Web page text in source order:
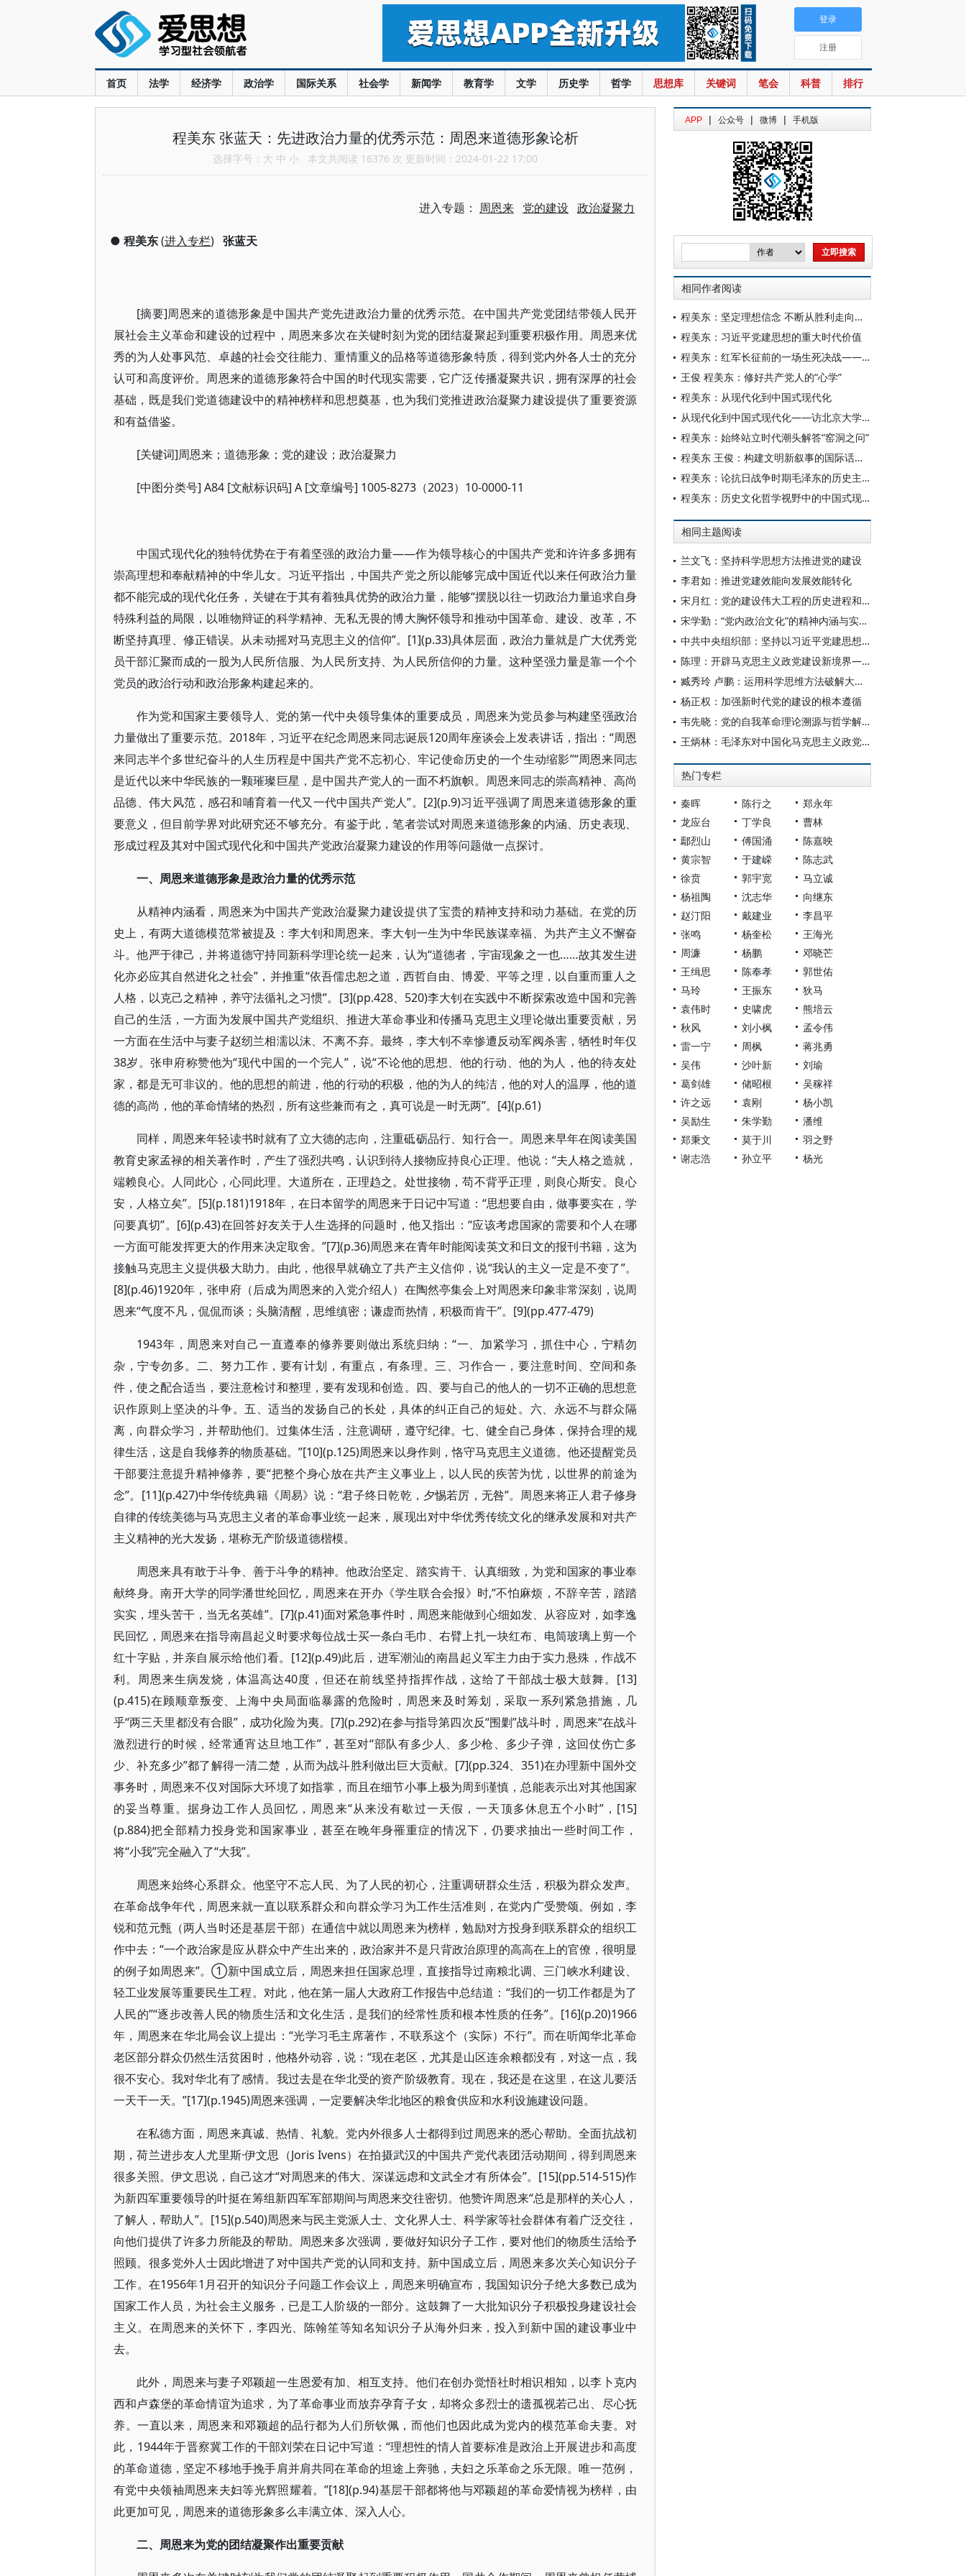
首页 法学 经济学 政治学 国际关系 社会学 新闻学 教育学 文学 历史学 哲学 思想库 关键词 笔会 科普 排行
登录
注册
程美东 张蓝天：先进政治力量的优秀示范：周恩来道德形象论析
选择字号： 大 中 小 本文共阅读 16376 次 更新时间：2024-01-22 17:00
进入专题： 周恩来 党的建设 政治凝聚力
● 程美东(进入专栏) 张蓝天
[摘要]周恩来的道德形象是中国共产党先进政治力量的优秀示范。在中国共产党党团结带领人民开
展社会主义革命和建设的过程中，周恩来多次在关键时刻为党的团结凝聚起到重要积极作用。周恩来优
秀的为人处事风范、卓越的社会交往能力、重情重义的品格等道德形象特质，得到党内外各人士的充分
认可和高度评价。周恩来的道德形象符合中国的时代现实需要，它广泛传播凝聚共识，拥有深厚的社会
基础，既是我们党道德建设中的精神榜样和思想奠基，也为我们党推进政治凝聚力建设提供了重要资源
和有益借鉴。
[关键词]周恩来；道德形象；党的建设；政治凝聚力
[中图分类号] A84 [文献标识码] A [文章编号] 1005-8273（2023）10-0000-11
中国式现代化的独特优势在于有着坚强的政治力量——作为领导核心的中国共产党和许许多多拥有
崇高理想和奉献精神的中华儿女。习近平指出，中国共产党之所以能够完成中国近代以来任何政治力量
都不能完成的现代化任务，关键在于其有着独具优势的政治力量，能够“摆脱以往一切政治力量追求自身
特殊利益的局限，以唯物辩证的科学精神、无私无畏的博大胸怀领导和推动中国革命、建设、改革，不
断坚持真理、修正错误。从未动摇对马克思主义的信仰”。[1](p.33)具体层面，政治力量就是广大优秀党
员干部汇聚而成的一股为人民所信服、为人民所支持、为人民所信仰的力量。这种坚强力量是靠一个个
党员的政治行动和政治形象构建起来的。
作为党和国家主要领导人、党的第一代中央领导集体的重要成员，周恩来为党员参与构建坚强政治
力量做出了重要示范。2018年，习近平在纪念周恩来同志诞辰120周年座谈会上发表讲话，指出：“周恩
来同志半个多世纪奋斗的人生历程是中国共产党不忘初心、牢记使命历史的一个生动缩影”“周恩来同志
是近代以来中华民族的一颗璀璨巨星，是中国共产党人的一面不朽旗帜。周恩来同志的崇高精神、高尚
品德、伟大风范，感召和哺育着一代又一代中国共产党人”。[2](p.9)习近平强调了周恩来道德形象的重
要意义，但目前学界对此研究还不够充分。有鉴于此，笔者尝试对周恩来道德形象的内涵、历史表现、
形成过程及其对中国式现代化和中国共产党政治凝聚力建设的作用等问题做一点探讨。
一、周恩来道德形象是政治力量的优秀示范
从精神内涵看，周恩来为中国共产党政治凝聚力建设提供了宝贵的精神支持和动力基础。在党的历
史上，有两大道德模范常被提及：李大钊和周恩来。李大钊一生为中华民族谋幸福、为共产主义不懈奋
斗。他严于律己，并将道德守持同新科学理论统一起来，认为“道德者，宇宙现象之一也……故其发生进
化亦必应其自然进化之社会”，并推重“依吾儒忠恕之道，西哲自由、博爱、平等之理，以自重而重人之
人格，以克己之精神，养守法循礼之习惯”。[3](pp.428、520)李大钊在实践中不断探索改造中国和完善
自己的生活，一方面为发展中国共产党组织、推进大革命事业和传播马克思主义理论做出重要贡献，另
一方面在生活中与妻子赵纫兰相濡以沫、不离不弃。最终，李大钊不幸惨遭反动军阀杀害，牺牲时年仅
38岁。张申府称赞他为“现代中国的一个完人”，说“不论他的思想、他的行动、他的为人，他的待友处
家，都是无可非议的。他的思想的前进，他的行动的积极，他的为人的纯洁，他的对人的温厚，他的道
德的高尚，他的革命情绪的热烈，所有这些兼而有之，真可说是一时无两”。[4](p.61)
同样，周恩来年轻读书时就有了立大德的志向，注重砥砺品行、知行合一。周恩来早年在阅读美国
教育史家孟禄的相关著作时，产生了强烈共鸣，认识到待人接物应持良心正理。他说：“夫人格之造就，
端赖良心。人同此心，心同此理。大道所在，正理趋之。处世接物，苟不背乎正理，则良心斯安。良心
安，人格立矣”。[5](p.181)1918年，在日本留学的周恩来于日记中写道：“思想要自由，做事要实在，学
问要真切”。[6](p.43)在回答好友关于人生选择的问题时，他又指出：“应该考虑国家的需要和个人在哪
一方面可能发挥更大的作用来决定取舍。”[7](p.36)周恩来在青年时能阅读英文和日文的报刊书籍，这为
接触马克思主义提供极大助力。由此，他很早就确立了共产主义信仰，说“我认的主义一定是不变了”。
[8](p.46)1920年，张申府（后成为周恩来的入党介绍人）在陶然亭集会上对周恩来印象非常深刻，说周
恩来“气度不凡，侃侃而谈；头脑清醒，思维缜密；谦虚而热情，积极而肯干”。[9](pp.477-479)
1943年，周恩来对自己一直遵奉的修养要则做出系统归纳：“一、加紧学习，抓住中心，宁精勿
杂，宁专勿多。二、努力工作，要有计划，有重点，有条理。三、习作合一，要注意时间、空间和条
件，使之配合适当，要注意检讨和整理，要有发现和创造。四、要与自己的他人的一切不正确的思想意
识作原则上坚决的斗争。五、适当的发扬自己的长处，具体的纠正自己的短处。六、永远不与群众隔
离，向群众学习，并帮助他们。过集体生活，注意调研，遵守纪律。七、健全自己身体，保持合理的规
律生活，这是自我修养的物质基础。”[10](p.125)周恩来以身作则，恪守马克思主义道德。他还提醒党员
干部要注意提升精神修养，要“把整个身心放在共产主义事业上，以人民的疾苦为忧，以世界的前途为
念”。[11](p.427)中华传统典籍《周易》说：“君子终日乾乾，夕惕若厉，无咎”。周恩来将正人君子修身
自律的传统美德与马克思主义者的革命事业统一起来，展现出对中华优秀传统文化的继承发展和对共产
主义精神的光大发扬，堪称无产阶级道德楷模。
周恩来具有敢于斗争、善于斗争的精神。他政治坚定、踏实肯干、认真细致，为党和国家的事业奉
献终身。南开大学的同学潘世纶回忆，周恩来在开办《学生联合会报》时,“不怕麻烦，不辞辛苦，踏踏
实实，埋头苦干，当无名英雄”。[7](p.41)面对紧急事件时，周恩来能做到心细如发、从容应对，如李逸
民回忆，周恩来在指导南昌起义时要求每位战士买一条白毛巾、右臂上扎一块红布、电筒玻璃上剪一个
红十字贴，并亲自展示给他们看。[12](p.49)此后，进军潮汕的南昌起义军主力由于实力悬殊，作战不
利。周恩来生病发烧，体温高达40度，但还在前线坚持指挥作战，这给了干部战士极大鼓舞。[13]
(p.415)在顾顺章叛变、上海中央局面临暴露的危险时，周恩来及时筹划，采取一系列紧急措施，几
乎“两三天里都没有合眼”，成功化险为夷。[7](p.292)在参与指导第四次反“围剿”战斗时，周恩来“在战斗
激烈进行的时候，经常通宵达旦地工作”，甚至对“部队有多少人、多少枪、多少子弹，这回仗伤亡多
少、补充多少”都了解得一清二楚，从而为战斗胜利做出巨大贡献。[7](pp.324、351)在办理新中国外交
事务时，周恩来不仅对国际大环境了如指掌，而且在细节小事上极为周到谨慎，总能表示出对其他国家
的妥当尊重。据身边工作人员回忆，周恩来“从来没有歇过一天假，一天顶多休息五个小时”，[15]
(p.884)把全部精力投身党和国家事业，甚至在晚年身罹重症的情况下，仍要求抽出一些时间工作，
将“小我”完全融入了“大我”。
周恩来始终心系群众。他坚守不忘人民、为了人民的初心，注重调研群众生活，积极为群众发声。
在革命战争年代，周恩来就一直以联系群众和向群众学习为工作生活准则，在党内广受赞颂。例如，李
锐和范元甄（两人当时还是基层干部）在通信中就以周恩来为榜样，勉励对方投身到联系群众的组织工
作中去：“一个政治家是应从群众中产生出来的，政治家并不是只背政治原理的高高在上的官僚，很明显
的例子如周恩来”。①新中国成立后，周恩来担任国家总理，直接指导过南粮北调、三门峡水利建设、
轻工业发展等重要民生工程。对此，他在第一届人大政府工作报告中总结道：“我们的一切工作都是为了
人民的”“逐步改善人民的物质生活和文化生活，是我们的经常性质和根本性质的任务”。[16](p.20)1966
年，周恩来在华北局会议上提出：“光学习毛主席著作，不联系这个（实际）不行”。而在听闻华北革命
老区部分群众仍然生活贫困时，他格外动容，说：“现在老区，尤其是山区连余粮都没有，对这一点，我
很不安心。我对华北有了感情。我过去是在华北受的资产阶级教育。现在，我还是在这里，在这儿要活
一天干一天。”[17](p.1945)周恩来强调，一定要解决华北地区的粮食供应和水利设施建设问题。
在私德方面，周恩来真诚、热情、礼貌。党内外很多人士都得到过周恩来的悉心帮助。全面抗战初
期，荷兰进步友人尤里斯·伊文思（Joris Ivens）在拍摄武汉的中国共产党代表团活动期间，得到周恩来
很多关照。伊文思说，自己这才“对周恩来的伟大、深谋远虑和文武全才有所体会”。[15](pp.514-515)作
为新四军重要领导的叶挺在筹组新四军军部期间与周恩来交往密切。他赞许周恩来“总是那样的关心人，
了解人，帮助人”。[15](p.540)周恩来与民主党派人士、文化界人士、科学家等社会群体有着广泛交往，
向他们提供了许多力所能及的帮助。周恩来多次强调，要做好知识分子工作，要对他们的物质生活给予
照顾。很多党外人士因此增进了对中国共产党的认同和支持。新中国成立后，周恩来多次关心知识分子
工作。在1956年1月召开的知识分子问题工作会议上，周恩来明确宣布，我国知识分子绝大多数已成为
国家工作人员，为社会主义服务，已是工人阶级的一部分。这鼓舞了一大批知识分子积极投身建设社会
主义。在周恩来的关怀下，李四光、陈翰笙等知名知识分子从海外归来，投入到新中国的建设事业中
去。
此外，周恩来与妻子邓颖超一生恩爱有加、相互支持。他们在创办觉悟社时相识相知，以李卜克内
西和卢森堡的革命情谊为追求，为了革命事业而放弃孕育子女，却将众多烈士的遗孤视若己出、尽心抚
养。一直以来，周恩来和邓颖超的品行都为人们所钦佩，而他们也因此成为党内的模范革命夫妻。对
此，1944年于晋察冀工作的干部刘荣在日记中写道：“理想性的情人首要标准是政治上开展进步和高度
的革命道德，坚定不移地手挽手肩并肩共同在革命的坦途上奔驰，夫妇之乐革命之乐无限。唯一范例，
有党中央领袖周恩来夫妇等光辉照耀着。”[18](p.94)基层干部都将他与邓颖超的革命爱情视为榜样，由
此更加可见，周恩来的道德形象多么丰满立体、深入人心。
二、周恩来为党的团结凝聚作出重要贡献
APP | 公众号 | 微博 | 手机版
相同作者阅读
程美东：坚定理想信念 不断从胜利走向胜利
程美东：习近平党建思想的重大时代价值
程美东：红军长征前的一场生死决战——谈广昌战役
王俊 程美东：修好共产党人的“心学”
程美东：从现代化到中国式现代化
从现代化到中国式现代化——访北京大学程美东教授
程美东：始终站立时代潮头解答“窑洞之问”
程美东 王俊：构建文明新叙事的国际话语体系——以中国式现代化为例
程美东：论抗日战争时期毛泽东的历史主动精神
程美东：历史文化哲学视野中的中国式现代化
相同主题阅读
兰文飞：坚持科学思想方法推进党的建设
李君如：推进党建效能向发展效能转化
宋月红：党的建设伟大工程的历史进程和时代使命
宋学勤：“党内政治文化”的精神内涵与实践样态
中共中央组织部：坚持以习近平党建思想为指引 奋力推进新时代党的建设新的伟大工程
陈理：开辟马克思主义政党建设新境界——深刻认识习近平党建思想的重大意义
臧秀玲 卢鹏：运用科学思维方法破解大党独有难题
杨正权：加强新时代党的建设的根本遵循
韦先晓：党的自我革命理论溯源与哲学解析
王炳林：毛泽东对中国化马克思主义政党理论体系的原创性贡献
热门专栏
秦晖 陈行之
郑永年
龙应台
丁学良
曹林
鄢烈山
傅国涌
陈嘉映
黄宗智
于建嵘
陈志武
徐贲
郭宇宽
马立诚
杨祖陶
沈志华
向继东
赵汀阳
戴建业
李昌平
张鸣
杨奎松
王海光
周濂
杨鹏
邓晓芒
王缉思
陈奉孝
郭世佑
马玲
王振东
狄马
袁伟时
史啸虎
熊培云
秋风
刘小枫
孟令伟
雷一宁
周枫
蒋兆勇
吴伟
沙叶新
刘瑜
葛剑雄
储昭根
吴稼祥
许之远
袁刚
杨小凯
吴励生
朱学勤
潘维
郑秉文
莫于川
羽之野
谢志浩
孙立平 杨光